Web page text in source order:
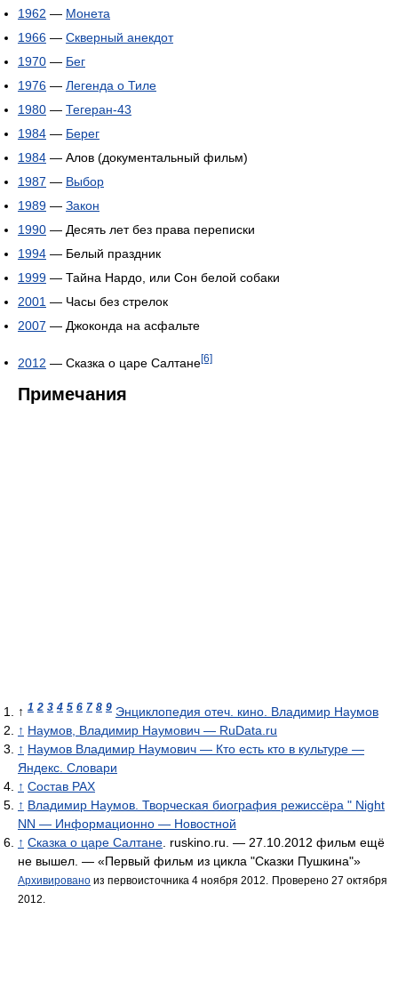
1962 — Монета
1966 — Скверный анекдот
1970 — Бег
1976 — Легенда о Тиле
1980 — Тегеран-43
1984 — Берег
1984 — Алов (документальный фильм)
1987 — Выбор
1989 — Закон
1990 — Десять лет без права переписки
1994 — Белый праздник
1999 — Тайна Нардо, или Сон белой собаки
2001 — Часы без стрелок
2007 — Джоконда на асфальте
2012 — Сказка о царе Салтане[6]
Примечания
↑ 1 2 3 4 5 6 7 8 9 Энциклопедия отеч. кино. Владимир Наумов
↑ Наумов, Владимир Наумович — RuData.ru
↑ Наумов Владимир Наумович — Кто есть кто в культуре —
Яндекс. Словари
↑ Состав РАХ
↑ Владимир Наумов. Творческая биография режиссёра " Night
NN — Информационно — Новостной
↑ Сказка о царе Салтане . ruskino.ru. — 27.10.2012 фильм ещё
не вышел. — «Первый фильм из цикла "Сказки Пушкина"»
Архивировано из первоисточника 4 ноября 2012.
Проверено 27 октября
2012.